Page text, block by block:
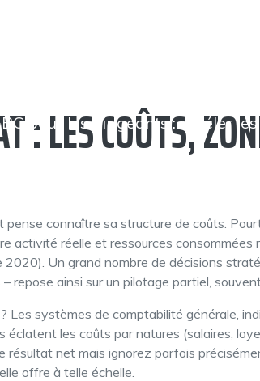
: LES COÛTS,
pense connaître sa structure de coûts.
activité réelle et ressources consommées
2020). Un grand nombre de décisions
repose ainsi sur un pilotage partiel,
Les systèmes de comptabilité générale,
éclatent les coûts par natures (salaires,
résultat net mais ignorez parfois
offre à telle échelle.